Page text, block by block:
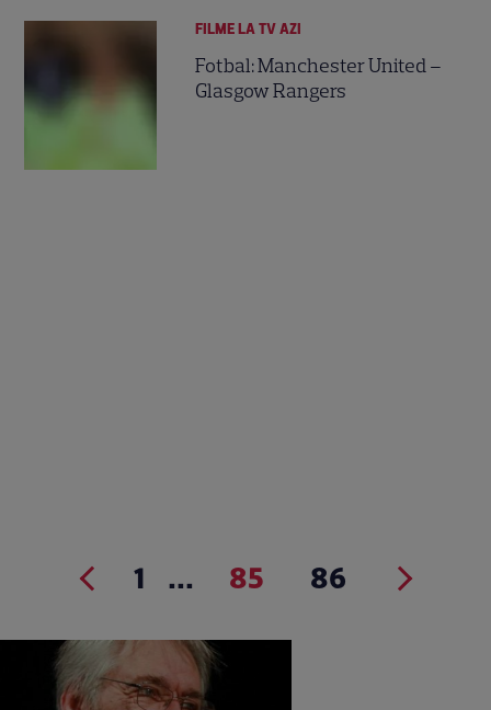
FILME LA TV AZI
Fotbal: Manchester United –
Glasgow Rangers
1 ... 85 86